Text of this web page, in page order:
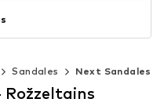
Sandales Next Sandales
Rožzeltains